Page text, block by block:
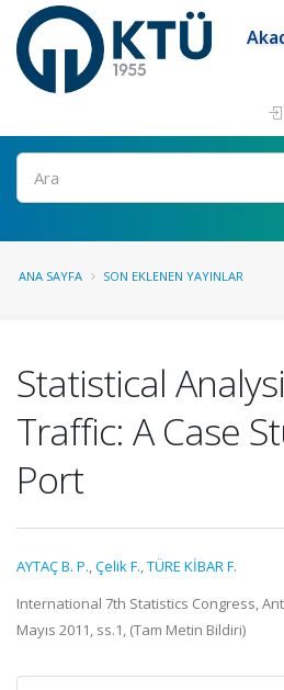
Ara
ANA SAYFA SON EKLENEN YAYINLAR
Statistical
Traffic: A Case
Port
AYTAÇ B. P.,Çelik F.,TÜRE KİBAR F.
International 7th Statistics Congress,
Mayıs 2011, ss.1, (Tam Metin Bildiri)